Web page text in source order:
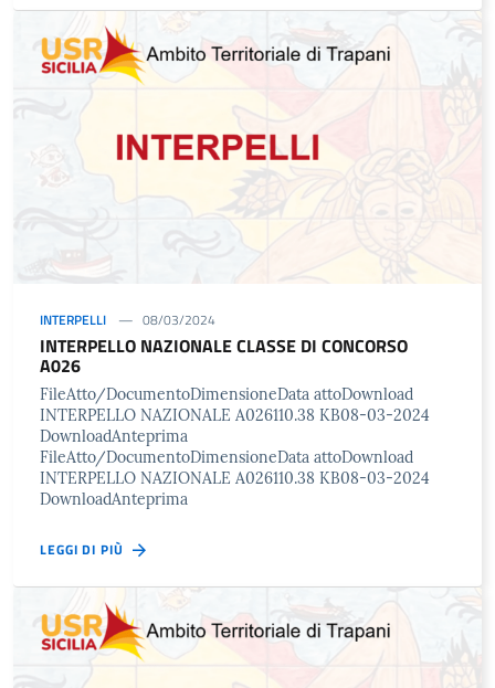
INTERPELLI 08/03/2024
INTERPELLO NAZIONALE CLASSE DI CONCORSO
A026
FileAtto/DocumentoDimensioneData attoDownload
INTERPELLO NAZIONALE A026110.38 KB08-03-2024
DownloadAnteprima
FileAtto/DocumentoDimensioneData attoDownload
INTERPELLO NAZIONALE A026110.38 KB08-03-2024
DownloadAnteprima
LEGGI DI PIÙ